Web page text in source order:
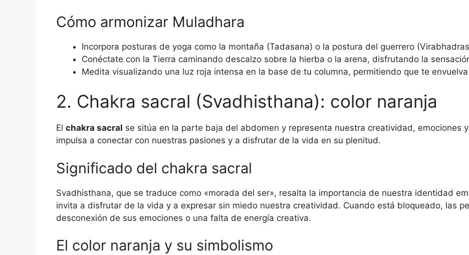
Cómo armonizar Muladhara
Incorpora posturas de yoga como la montaña (Tadasana) o la postura del guerrero
Conéctate con la Tierra caminando descalzo sobre la hierba o la arena, disfrutando la
Medita visualizando una luz roja intensa en la base de tu columna, permitiendo que te
2. Chakra sacral (Svadhisthana): color naranja
El chakra sacral se sitúa en la parte baja del abdomen y representa nuestra creatividad, emociones
impulsa a conectar con nuestras pasiones y a disfrutar de la vida en su plenitud.
Significado del chakra sacral
Svadhisthana, que se traduce como «morada del ser», resalta la importancia de nuestra identidad
invita a disfrutar de la vida y a expresar sin miedo nuestra creatividad. Cuando está bloqueado, las
desconexión de sus emociones o una falta de energía creativa.
El color naranja y su simbolismo